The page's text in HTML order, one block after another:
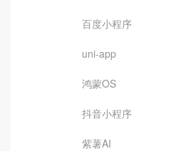
百度小程序
uni-app
鸿蒙OS
抖音小程序
紫薯AI